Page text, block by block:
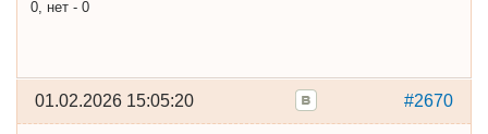
0, нет - 0
#2670
01.02.2026 15:05:20